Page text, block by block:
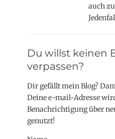
auch
Du willst keinen
verpassen?
Dir gefällt mein Blog?
Deine e-mail-Adresse
Benachrichtigung über
genutzt!